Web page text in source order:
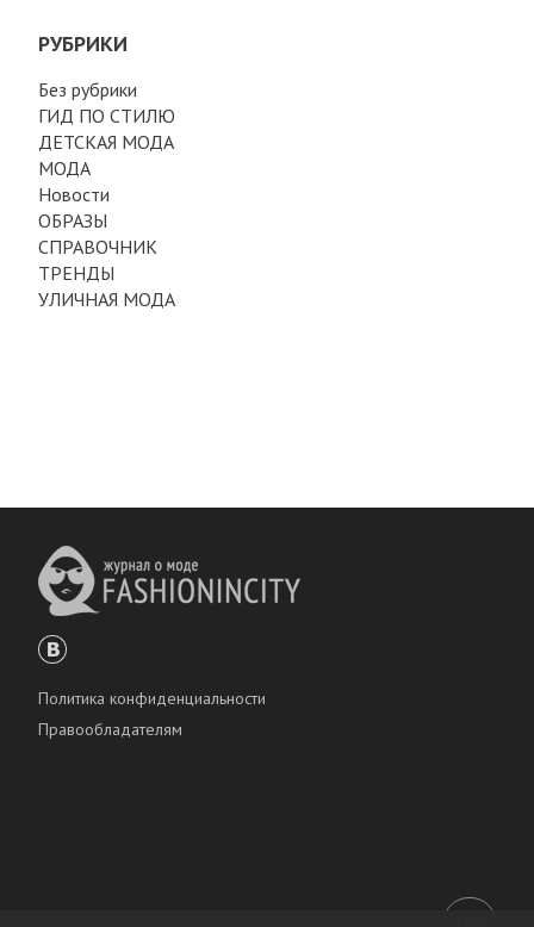
РУБРИКИ
Без рубрики
ГИД ПО СТИЛЮ
ДЕТСКАЯ МОДА
МОДА
Новости
ОБРАЗЫ
СПРАВОЧНИК
ТРЕНДЫ
УЛИЧНАЯ МОДА
Политика конфиденциальности
Правообладателям